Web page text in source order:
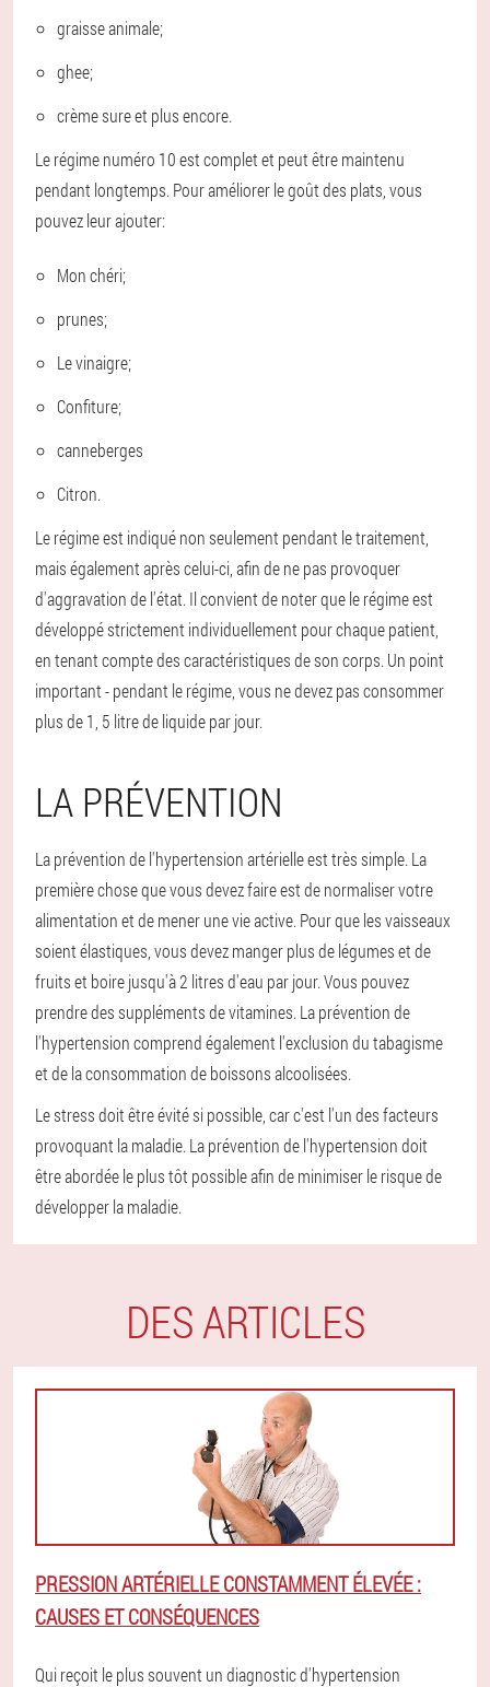
graisse animale;
ghee;
crème sure et plus encore.
Le régime numéro 10 est complet et peut être maintenu
pendant longtemps. Pour améliorer le goût des plats, vous
pouvez leur ajouter:
Mon chéri;
prunes;
Le vinaigre;
Confiture;
canneberges
Citron.
Le régime est indiqué non seulement pendant le traitement,
mais également après celui-ci, afin de ne pas provoquer
d'aggravation de l'état. Il convient de noter que le régime est
développé strictement individuellement pour chaque patient,
en tenant compte des caractéristiques de son corps. Un point
important - pendant le régime, vous ne devez pas consommer
plus de 1, 5 litre de liquide par jour.
LA PRÉVENTION
La prévention de l'hypertension artérielle est très simple. La
première chose que vous devez faire est de normaliser votre
alimentation et de mener une vie active. Pour que les vaisseaux
soient élastiques, vous devez manger plus de légumes et de
fruits et boire jusqu'à 2 litres d'eau par jour. Vous pouvez
prendre des suppléments de vitamines. La prévention de
l'hypertension comprend également l'exclusion du tabagisme
et de la consommation de boissons alcoolisées.
Le stress doit être évité si possible, car c'est l'un des facteurs
provoquant la maladie. La prévention de l'hypertension doit
être abordée le plus tôt possible afin de minimiser le risque de
développer la maladie.
DES ARTICLES
PRESSION ARTÉRIELLE CONSTAMMENT ÉLEVÉE :
CAUSES ET CONSÉQUENCES
Qui reçoit le plus souvent un diagnostic d'hypertension